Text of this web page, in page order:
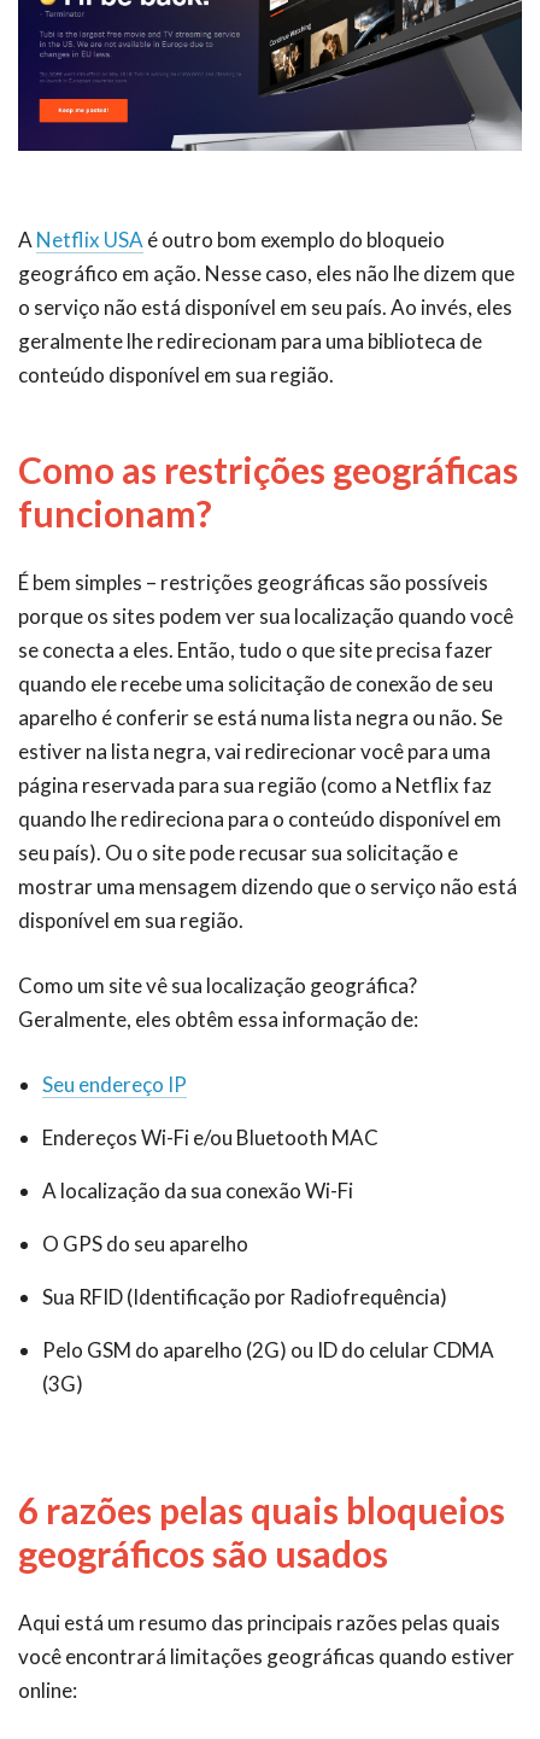
A Netflix USA é outro bom exemplo do bloqueio
geográfico em ação. Nesse caso, eles não lhe dizem que
o serviço não está disponível em seu país. Ao invés, eles
geralmente lhe redirecionam para uma biblioteca de
conteúdo disponível em sua região.
Como as restrições geográficas
funcionam?
É bem simples – restrições geográficas são possíveis
porque os sites podem ver sua localização quando você
se conecta a eles. Então, tudo o que site precisa fazer
quando ele recebe uma solicitação de conexão de seu
aparelho é conferir se está numa lista negra ou não. Se
estiver na lista negra, vai redirecionar você para uma
página reservada para sua região (como a Netflix faz
quando lhe redireciona para o conteúdo disponível em
seu país). Ou o site pode recusar sua solicitação e
mostrar uma mensagem dizendo que o serviço não está
disponível em sua região.
Como um site vê sua localização geográfica?
Geralmente, eles obtêm essa informação de:
Seu endereço IP
Endereços Wi-Fi e/ou Bluetooth MAC
A localização da sua conexão Wi-Fi
O GPS do seu aparelho
Sua RFID (Identificação por Radiofrequência)
Pelo GSM do aparelho (2G) ou ID do celular CDMA
(3G)
6 razões pelas quais bloqueios
geográficos são usados
Aqui está um resumo das principais razões pelas quais
você encontrará limitações geográficas quando estiver
online: